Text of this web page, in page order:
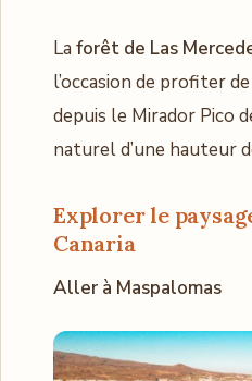
La forêt de Las
l’occasion de profiter
depuis le Mirador Pico
naturel d’une hauteur
Explorer le
Canaria
Aller à Maspalomas